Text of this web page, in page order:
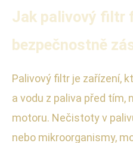
Jak palivový filtr
bezpečnostně
Palivový filtr je zařízení,
a vodu z paliva před tím,
motoru. Nečistoty v
nebo mikroorganismy,